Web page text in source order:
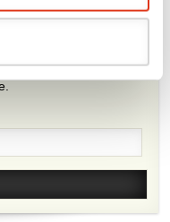
da un agente di